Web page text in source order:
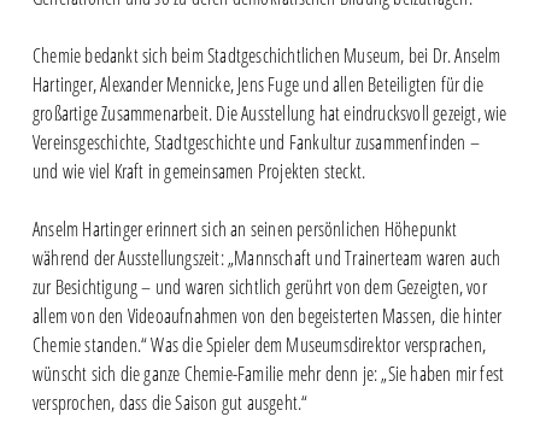
Chemie bedankt sich beim Stadtgeschichtlichen Museum, bei Dr. Anselm
Hartinger, Alexander Mennicke, Jens Fuge und allen Beteiligten für die
großartige Zusammenarbeit. Die Ausstellung hat eindrucksvoll gezeigt, wie
Vereinsgeschichte, Stadtgeschichte und Fankultur zusammenfinden –
und wie viel Kraft in gemeinsamen Projekten steckt.
Anselm Hartinger erinnert sich an seinen persönlichen Höhepunkt
während der Ausstellungszeit: „Mannschaft und Trainerteam waren auch
zur Besichtigung – und waren sichtlich gerührt von dem Gezeigten, vor
allem von den Videoaufnahmen von den begeisterten Massen, die hinter
Chemie standen.“ Was die Spieler dem Museumsdirektor versprachen,
wünscht sich die ganze Chemie-Familie mehr denn je: „Sie haben mir fest
versprochen, dass die Saison gut ausgeht.“